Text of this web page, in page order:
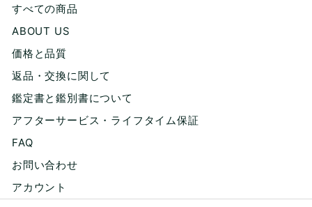
すべての商品
ABOUT US
価格と品質
返品・交換に関して
鑑定書と鑑別書について
アフターサービス・ライフタイム保証
FAQ
お問い合わせ
アカウント